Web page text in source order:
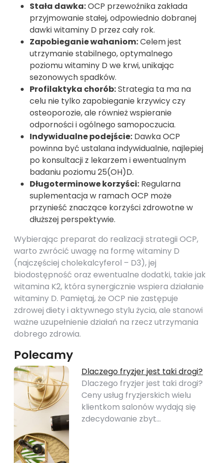
Stała dawka:OCP przewoźnika zakłada
przyjmowanie stałej, odpowiednio dobranej
dawki witaminy D przez cały rok.
Zapobieganie wahaniom:Celem jest
utrzymanie stabilnego, optymalnego
poziomu witaminy D we krwi, unikając
sezonowych spadków.
Profilaktyka chorób:Strategia ta ma na
celu nie tylko zapobieganie krzywicy czy
osteoporozie, ale również wspieranie
odporności i ogólnego samopoczucia.
Indywidualne podejście: Dawka OCP
powinna być ustalana indywidualnie, najlepiej
po konsultacji z lekarzem i ewentualnym
badaniu poziomu 25(OH)D.
Długoterminowe korzyści: Regularna
suplementacja w ramach OCP może
przynieść znaczące korzyści zdrowotne w
dłuższej perspektywie.
Wybierając preparat do realizacji strategii OCP,
warto zwrócić uwagę na formę witaminy D
(najczęściej cholekalcyferol – D3), jej
biodostępność oraz ewentualne dodatki, takie jak
witamina K2, która synergicznie wspiera działanie
witaminy D. Pamiętaj, że OCP nie zastępuje
zdrowej diety i aktywnego stylu życia, ale stanowi
ważne uzupełnienie działań na rzecz utrzymania
dobrego zdrowia.
Polecamy
Dlaczego fryzjer jest taki drogi?
Dlaczego fryzjer jest taki drogi?
Ceny usług fryzjerskich wielu
klientkom salonów wydają się
zdecydowanie zbyt…